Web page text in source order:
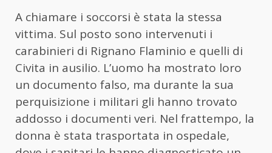
A chiamare i soccorsi è stata la stessa
vittima. Sul posto sono intervenuti i
carabinieri di Rignano Flaminio e quelli di
Civita in ausilio. L’uomo ha mostrato loro
un documento falso, ma durante la sua
perquisizione i militari gli hanno trovato
addosso i documenti veri. Nel frattempo, la
donna è stata trasportata in ospedale,